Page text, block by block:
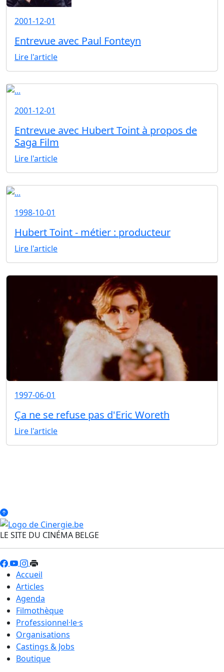
2001-12-01
Entrevue avec Paul Fonteyn
Lire l'article
2001-12-01
Entrevue avec Hubert Toint à propos de
Saga Film
Lire l'article
1998-10-01
Hubert Toint - métier : producteur
Lire l'article
1997-06-01
Ça ne se refuse pas d'Eric Woreth
Lire l'article
LE SITE DU CINÉMA BELGE
Accueil
Articles
Agenda
Filmothèque
Professionnel·le·s
Organisations
Castings & Jobs
Boutique